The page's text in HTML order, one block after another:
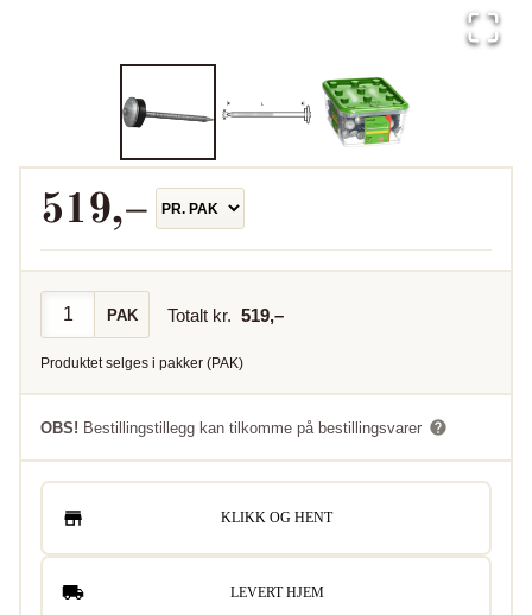
519,–
PAK Totalt kr. 519,–
Produktet selges i pakker (PAK)
OBS! Bestillingstillegg kan tilkomme på bestillingsvarer
KLIKK OG HENT
LEVERT HJEM